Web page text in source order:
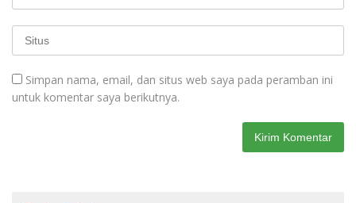
Simpan nama, email, dan situs web saya pada peramban ini
untuk komentar saya berikutnya.